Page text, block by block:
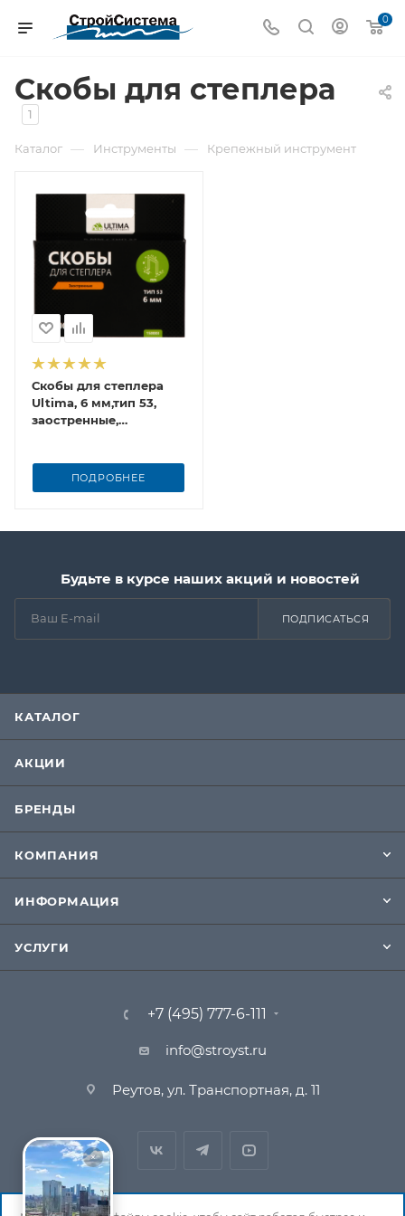
0
Скобы для степлера
1
Каталог — Инструменты — Крепежный инструмент
Скобы для степлера
Ultima, 6 мм,тип 53,
заостренные,
ПОДРОБНЕЕ
Будьте в курсе наших акций и новостей
ПОДПИСАТЬСЯ
КАТАЛОГ
АКЦИИ
БРЕНДЫ
КОМПАНИЯ
ИНФОРМАЦИЯ
УСЛУГИ
+7 (495) 777-6-111
info@stroyst.ru
Реутов, ул. Транспортная, д. 11